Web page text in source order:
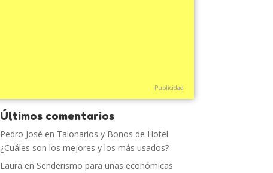
Publicidad
Últimos comentarios
Pedro José en Talonarios y Bonos de Hotel
¿Cuáles son los mejores y los más usados?
Laura en Senderismo para unas económicas